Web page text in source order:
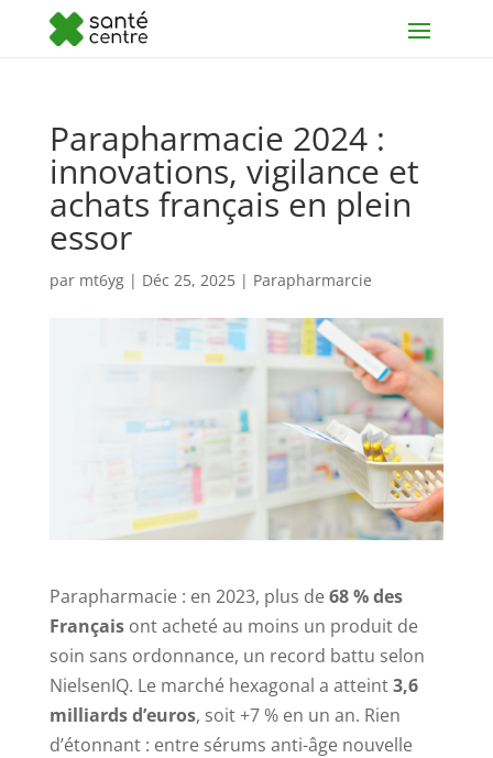
Parapharmacie 2024 :
innovations, vigilance et
achats français en plein
essor
par mt6yg| Déc 25, 2025| Parapharmarcie
Parapharmacie : en 2023, plus de68 % des
Françaisont acheté au moins un produit de
soin sans ordonnance, un record battu selon
NielsenIQ. Le marché hexagonal a atteint3,6
milliards d’euros, soit +7 % en un an. Rien
d’étonnant : entre sérums anti-âge nouvelle